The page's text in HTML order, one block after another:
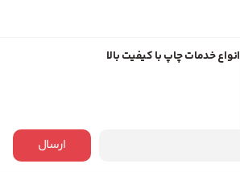
انواع خدمات چاپ با کیفیت بالا
ارسال